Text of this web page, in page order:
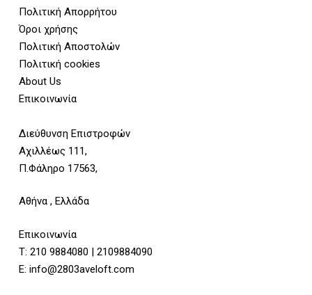
Πολιτική Απορρήτου
Όροι χρήσης
Πολιτική Αποστολών
Πολιτική cookies
About Us
Επικοινωνία
Διεύθυνση Επιστροφών
Αχιλλέως 111,
Π.Φάληρο 17563,
Αθήνα , Ελλάδα
Επικοινωνία
Τ: 210 9884080 | 2109884090
E: info@2803aveloft.com